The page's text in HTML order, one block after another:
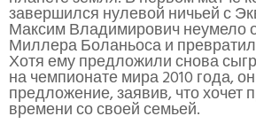
завершился нулевой ничьей с
Максим Владимирович неумело
Миллера Боланьоса и превратил
Хотя ему предложили снова
на чемпионате мира 2010 года,
предложение, заявив, что хочет
времени со своей семьей.